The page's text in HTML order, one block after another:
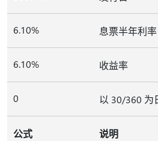
6.10% 息票半年利率
6.10% 收益率
0 以 30/360 为
公式 说明